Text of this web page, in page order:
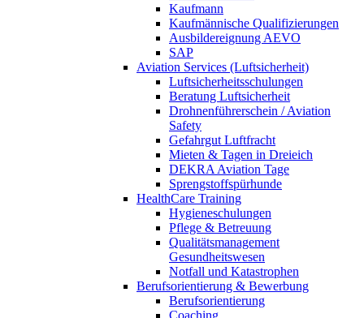
Kaufmann
Kaufmännische Qualifizierungen
Ausbildereignung AEVO
SAP
Aviation Services (Luftsicherheit)
Luftsicherheitsschulungen
Beratung Luftsicherheit
Drohnenführerschein / Aviation
Safety
Gefahrgut Luftfracht
Mieten & Tagen in Dreieich
DEKRA Aviation Tage
Sprengstoffspürhunde
HealthCare Training
Hygieneschulungen
Pflege & Betreuung
Qualitätsmanagement
Gesundheitswesen
Notfall und Katastrophen
Berufsorientierung & Bewerbung
Berufsorientierung
Coaching